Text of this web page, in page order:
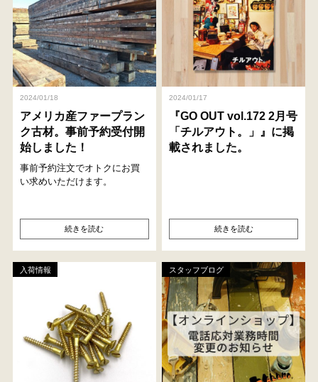
2024/01/18
アメリカ産ファープラン
ク古材。事前予約受付開
始しました！
事前予約注文でオトクにお買
い求めいただけます。
続きを読む
2024/01/17
『GO OUT vol.172 2月号
「チルアウト。」』に掲
載されました。
続きを読む
入荷情報 スタッフブログ